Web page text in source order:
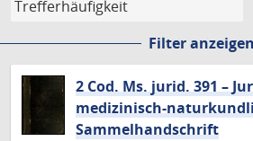
Filter anzeigen
2 Cod. Ms. jurid. 391 –
medizinisch-
Sammelhandschrift